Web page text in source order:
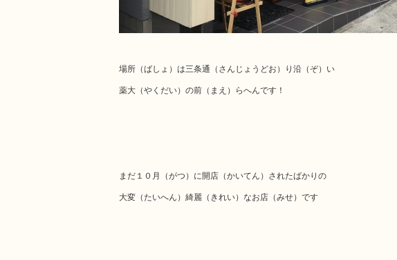
場所（ばしょ）は三条通（さんじょうどお）り沿（ぞ）い
薬大（やくだい）の前（まえ）らへんです！
まだ１０月（がつ）に開店（かいてん）されたばかりの
大変（たいへん）綺麗（きれい）なお店（みせ）です